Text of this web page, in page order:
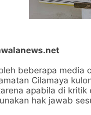
beberapa media
Cilamaya
apabila di
hak jawab